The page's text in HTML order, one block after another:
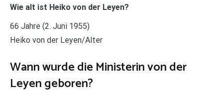
Wie alt ist Heiko von der Leyen?
66 Jahre (2. Juni 1955)
Heiko von der Leyen/Alter
Wann wurde die Ministerin von der
Leyen geboren?